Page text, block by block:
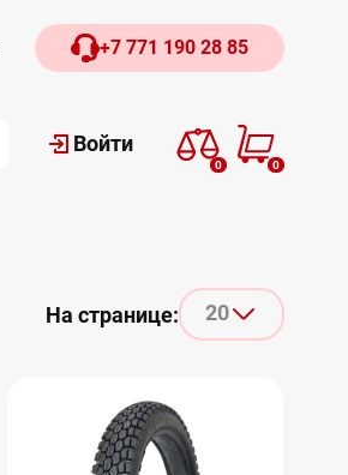
+7 771 190 28 85
Войти
0 0
На странице: 20